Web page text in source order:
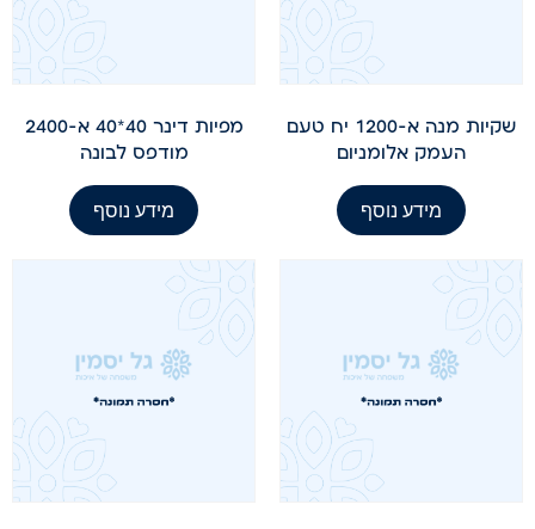
שקיות מנה א-1200 יח טעם
העמק אלומניום
מידע נוסף
מפיות דינר 40*40 א-2400
מודפס לבונה
מידע נוסף